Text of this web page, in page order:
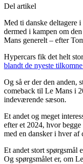
Del artikel
Med ti danske deltagere
dermed i kampen om
Mans generelt – efter
Hypercars fik det helt
blandt de nyeste
Og så er der den anden,
comeback til Le Mans i
indeværende sæson.
Et andet og meget
efter et 2024, hvor
med en dansker i hver af
Et andet stort spørgsmål
Og spørgsmålet er, om